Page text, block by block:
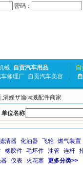
密码：
械 自贡汽车用品
修理厂 自贡汽车美容
自
涓婇ザ瀹㈣溅配件商家
单位名称
清器 化油器 飞轮 燃气装置
橡胶件 毛坯件 油管 连杆
仪表 火花塞 更多分类>>